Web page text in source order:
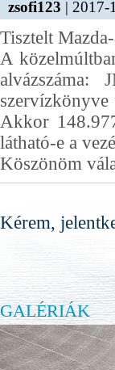
zsofi123 | 2017-
Tisztelt
A
alvázszáma:
Akkor
látható-e a
Köszönöm
Kérem,
GALÉRIÁK